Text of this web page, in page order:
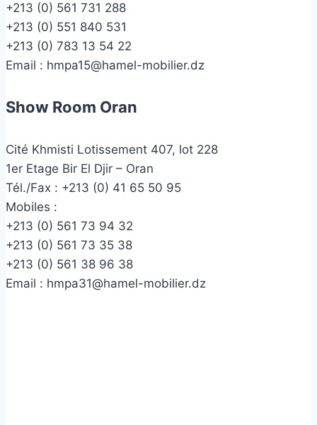
+213 (0) 561 731 288
+213 (0) 551 840 531
+213 (0) 783 13 54 22
Email : hmpa15@hamel-mobilier.dz
Show Room Oran
Cité Khmisti Lotissement 407, lot 228
1er Etage Bir El Djir – Oran
Tél./Fax : +213 (0) 41 65 50 95
Mobiles :
+213 (0) 561 73 94 32
+213 (0) 561 73 35 38
+213 (0) 561 38 96 38
Email : hmpa31@hamel-mobilier.dz